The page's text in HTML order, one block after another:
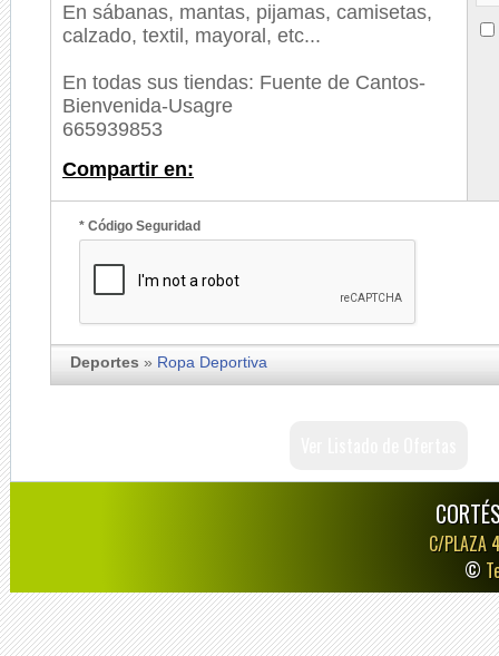
En sábanas, mantas, pijamas, camisetas,
calzado, textil, mayoral, etc...
En todas sus tiendas: Fuente de Cantos-
Bienvenida-Usagre
665939853
Compartir en:
* Código Seguridad
Deportes » Ropa Deportiva
C/PLAZA
©